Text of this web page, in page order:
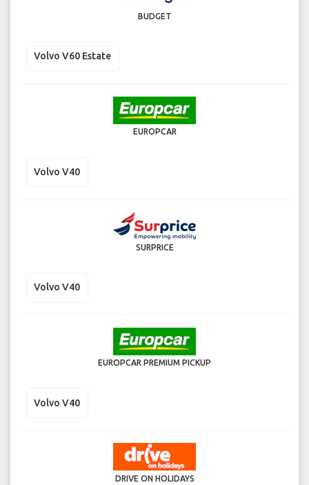
BUDGET
Volvo V60 Estate
EUROPCAR
Volvo V40
SURPRICE
Volvo V40
EUROPCAR PREMIUM PICKUP
Volvo V40
DRIVE ON HOLIDAYS